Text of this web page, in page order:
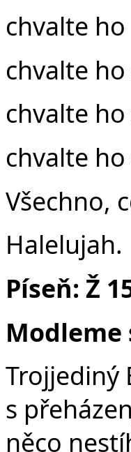
chvalte
chvalte
chvalte
chvalte
Všechno,
Halelujah.
Píseň: Ž
Modleme
Trojjediný
s
něco